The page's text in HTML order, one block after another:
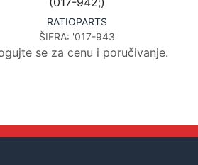
RATIOPARTS
ŠIFRA: '017-943
se za cenu i poručivanje.